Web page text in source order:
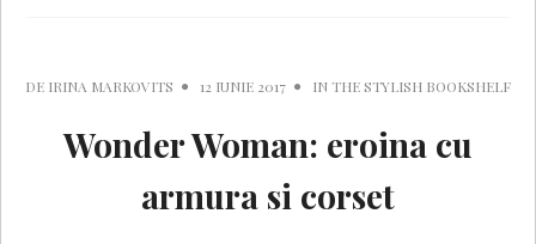
DE IRINA MARKOVITS 12 IUNIE 2017 INTHE STYLISH BOOKSHELF
Wonder Woman: eroina cu
armura si corset